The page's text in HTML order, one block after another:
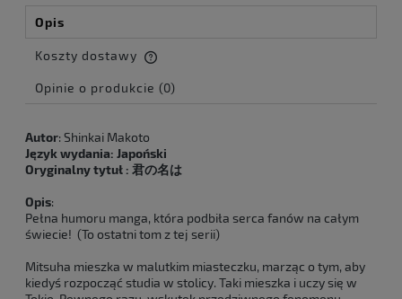
Opis
Koszty dostawy
Cena nie zawiera ewentualnych kosztów płatności
Opinie o produkcie (0)
Autor: Shinkai Makoto
Język wydania: Japoński
Oryginalny tytuł : 君の名は
Opis:
Pełna humoru manga, która podbiła serca fanów na całym
świecie! (To ostatni tom z tej serii)
Mitsuha mieszka w malutkim miasteczku, marząc o tym, aby
kiedyś rozpocząć studia w stolicy. Taki mieszka i uczy się w